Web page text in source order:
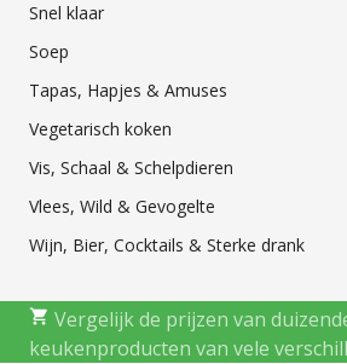
Snel klaar
Soep
Tapas, Hapjes & Amuses
Vegetarisch koken
Vis, Schaal & Schelpdieren
Vlees, Wild & Gevogelte
Wijn, Bier, Cocktails & Sterke drank
Vergelijk de prijzen van
keukenproducten van vele